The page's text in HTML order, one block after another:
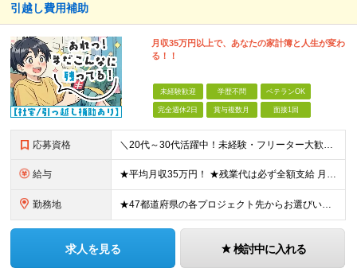
引越し費用補助
月収35万円以上で、あなたの家計簿と人生が変わ
る！！
未経験歓迎 学歴不問 ベテランOK
完全週休2日 賞与複数月 面接1回
応募資格 ＼20代～30代活躍中！未経験・フリーター大歓迎！／ ＊普通自動車免許（AT限定可）をお持ちの方 ＊学歴不問 ★「稼ぎたい」「生活を変えたい」という意欲を重視！ ★面接では「明るくハキハキとした挨拶
給与 ★平均月収35万円！ ★残業代は必ず全額支給 月給28万円～50万円＋各種手当＋賞与年2回 ※経験・能力を考慮の上、決定します。 ※試用期間3カ月あり（賞与は試用期間終了後より支給対象となります）
勤務地 ★47都道府県の各プロジェクト先からお選びいただけます！ ★寮・社宅補助／引越費用補助あり ★マイカー通勤OK 配属先は希望を考慮して決定します。 ＜プロジェクト先＞ ★東北・関東・東海・北陸・福
求人を見る 検討中に入れる